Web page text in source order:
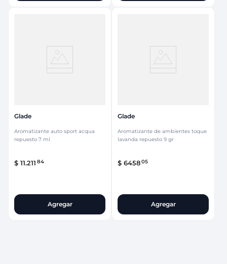
Glade
Aromatizante auto sport acqua
repuesto 7 ml
$ 11.211 84
Agregar
Glade
Aromatizante de ambientes toque
lavanda repuesto 9 gr
$ 645805
Agregar